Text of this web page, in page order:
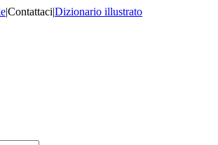
|Contattaci|Dizionario illustrato